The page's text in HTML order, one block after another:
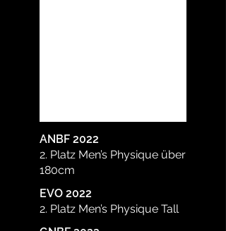
ANBF 2022
2. Platz Men’s Physique über
180cm
EVO 2022
2. Platz Men’s Physique Tall